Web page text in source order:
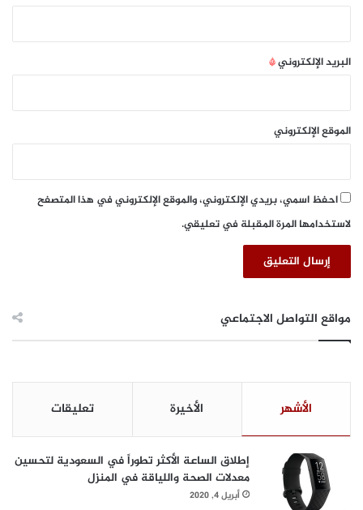
ة
ل
ل
ا
ب
ش
ا
ر
ك
ل
ه
ر
ا
البريد الإلكتروني*
الموقع الإلكتروني
احفظ اسمي، بريدي الإلكتروني، والموقع الإلكتروني في هذا المتصفح
لاستخدامها المرة المقبلة في تعليقي.
مواقع التواصل الاجتماعي
الأشهر الأخيرة تعليقات
إطلاق الساعة الأكثر تطوراً في السعودية لتحسين
معدلات الصحة واللياقة في المنزل
أبريل 4, 2020